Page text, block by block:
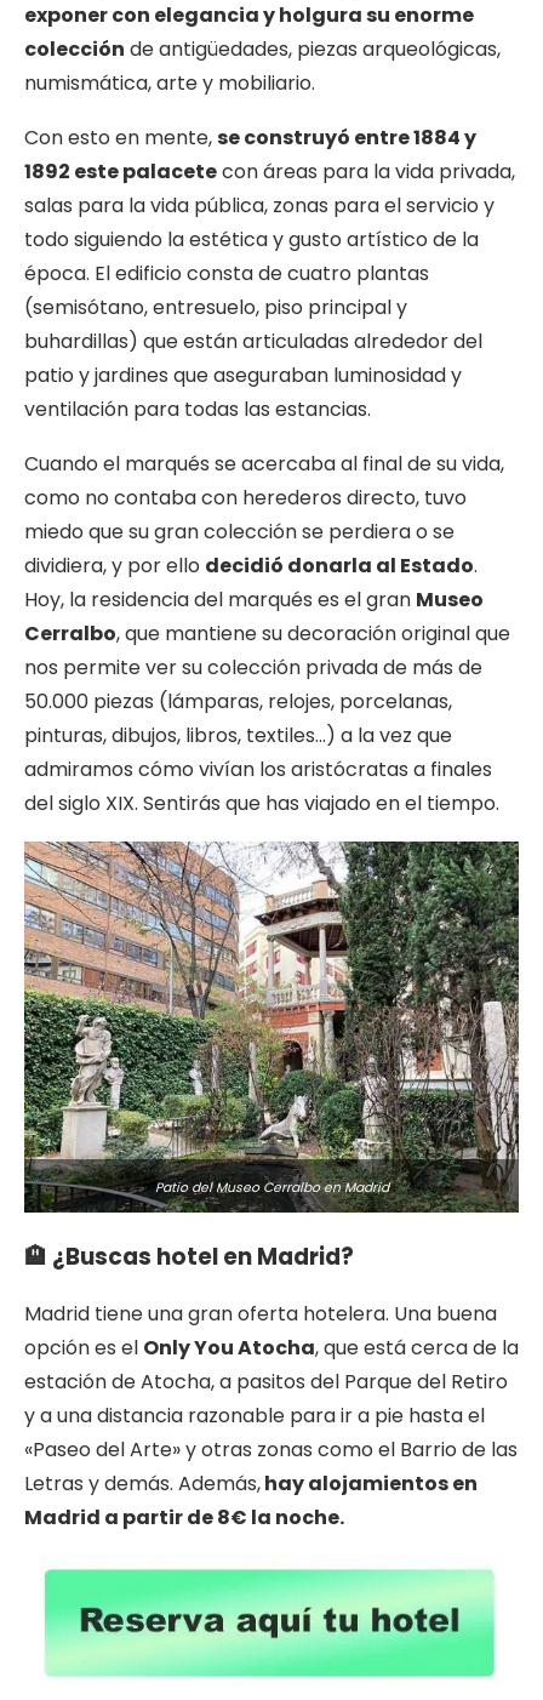
exponer con elegancia y holgura su enorme
colección de antigüedades, piezas arqueológicas,
numismática, arte y mobiliario.
Con esto en mente,se construyó entre 1884 y
1892 este palacetecon áreas para la vida privada,
salas para la vida pública, zonas para el servicio y
todo siguiendo la estética y gusto artístico de la
época. El edificio consta de cuatro plantas
(semisótano, entresuelo, piso principal y
buhardillas) que están articuladas alrededor del
patio y jardines que aseguraban luminosidad y
ventilación para todas las estancias.
Cuando el marqués se acercaba al final de su vida,
como no contaba con herederos directo, tuvo
miedo que su gran colección se perdiera o se
dividiera, y por ello decidió donarla al Estado.
Hoy, la residencia del marqués es el gran Museo
Cerralbo, que mantiene su decoración original que
nos permite ver su colección privada de más de
50.000 piezas (lámparas, relojes, porcelanas,
pinturas, dibujos, libros, textiles…) a la vez que
admiramos cómo vivían los aristócratas a finales
del siglo XIX. Sentirás que has viajado en el tiempo.
Patio del Museo Cerralbo en Madrid
🏨 ¿Buscas hotel en Madrid?
Madrid tiene una gran oferta hotelera. Una buena
opción es el Only You Atocha, que está cerca de la
estación de Atocha, a pasitos del Parque del Retiro
y a una distancia razonable para ir a pie hasta el
«Paseo del Arte» y otras zonas como el Barrio de las
Letras y demás. Además,hay alojamientos en
Madrid a partir de 8€ la noche.